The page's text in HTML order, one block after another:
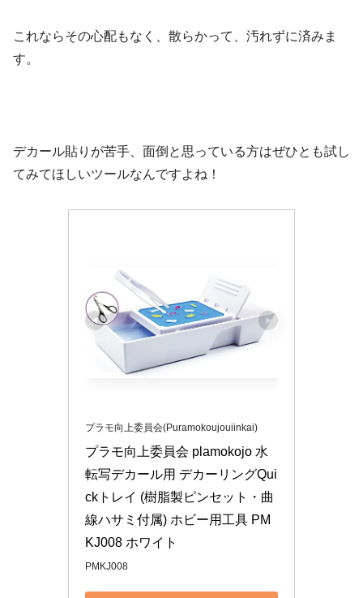
これならその心配もなく、散らかって、汚れずに済みま
す。
デカール貼りが苦手、面倒と思っている方はぜひとも試し
てみてほしいツールなんですよね！
プラモ向上委員会(Puramokoujouiinkai)
プラモ向上委員会 plamokojo 水
転写デカール用 デカーリングQui
ckトレイ (樹脂製ピンセット・曲
線ハサミ付属) ホビー用工具 PM
KJ008 ホワイト
PMKJ008